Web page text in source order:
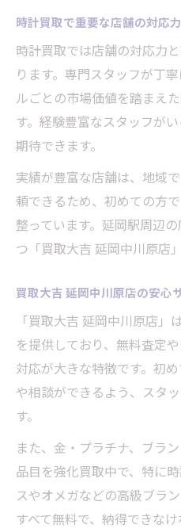
時計買取で重要な店舗の対応
時計買取では店舗の対応力
ります。専門スタッフが丁
ルごとの市場価値を踏まえ
す。経験豊富なスタッフが
期待できます。
実績が豊富な店舗は、地域
頼できるため、初めての方
整っています。延岡駅周辺
つ「買取大吉 延岡中川原店
買取大吉 延岡中川原店の安心
「買取大吉 延岡中川原店」
を提供しており、無料査定
対応が大きな特徴です。初
や相談ができるよう、スタ
す。
また、金・プラチナ、ブラ
品目を強化買取中で、特に
スやオメガなどの高級ブラ
すべて無料で、納得できな